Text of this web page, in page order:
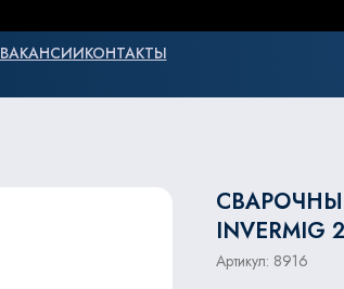
ВАКАНСИИКОНТАКТЫ
INVERMIG
Артикул: 8916